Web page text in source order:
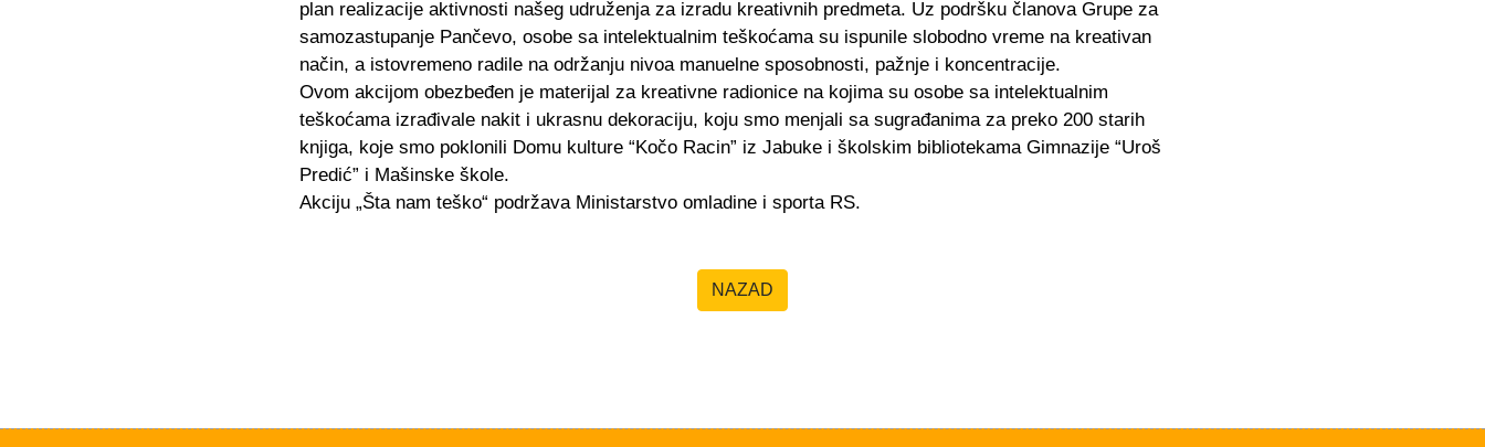
plan realizacije aktivnosti našeg udruženja za izradu kreativnih predmeta. Uz podršku članova Grupe za
samozastupanje Pančevo, osobe sa intelektualnim teškoćama su ispunile slobodno vreme na kreativan
način, a istovremeno radile na održanju nivoa manuelne sposobnosti, pažnje i koncentracije.
Ovom akcijom obezbeđen je materijal za kreativne radionice na kojima su osobe sa intelektualnim
teškoćama izrađivale nakit i ukrasnu dekoraciju, koju smo menjali sa sugrađanima za preko 200 starih
knjiga, koje smo poklonili Domu kulture “Kočo Racin” iz Jabuke i školskim bibliotekama Gimnazije “Uroš
Predić” i Mašinske škole.
Akciju „Šta nam teško“ podržava Ministarstvo omladine i sporta RS.
NAZAD